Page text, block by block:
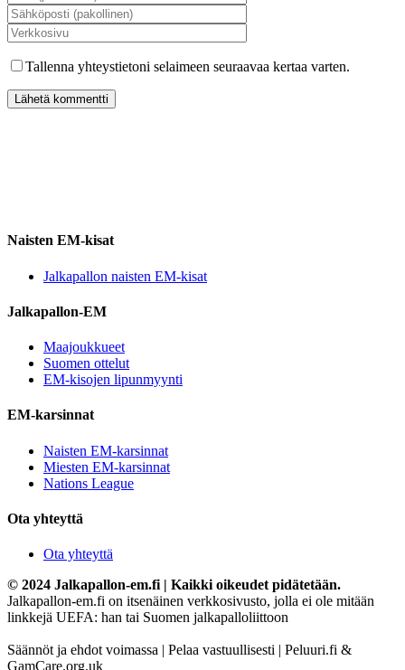
Tallenna yhteystietoni selaimeen seuraavaa kertaa varten.
Naisten EM-kisat
Jalkapallon naisten EM-kisat
Jalkapallon-EM
Maajoukkueet
Suomen ottelut
EM-kisojen lipunmyynti
EM-karsinnat
Naisten EM-karsinnat
Miesten EM-karsinnat
Nations League
Ota yhteyttä
Ota yhteyttä
© 2024 Jalkapallon-em.fi | Kaikki oikeudet pidätetään.
Jalkapallon-em.fi on itsenäinen verkkosivusto, jolla ei ole mitään
linkkejä UEFA: han tai Suomen jalkapalloliittoon
Säännöt ja ehdot voimassa | Pelaa vastuullisesti | Peluuri.fi &
GamCare.org.uk